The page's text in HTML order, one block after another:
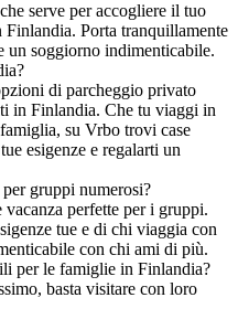
serve per accogliere il tuo
Finlandia. Porta tranquillamente
un soggiorno indimenticabile.
di parcheggio privato
in Finlandia. Che tu viaggi in
su Vrbo trovi case
esigenze e regalarti un
gruppi numerosi?
perfette per i gruppi.
tue e di chi viaggia con
con chi ami di più.
per le famiglie in Finlandia?
basta visitare con loro